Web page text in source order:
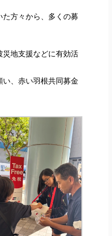
方々から、多くの募
地支援などに有効活
、赤い羽根共同募金